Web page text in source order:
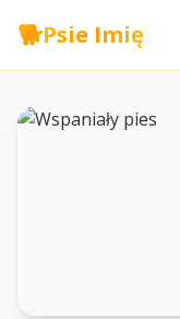
🐕Psie Imię